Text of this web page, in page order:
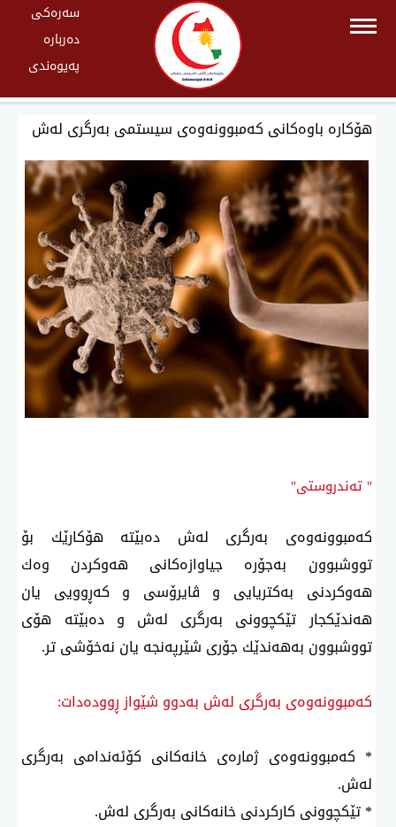
سەرەکی
دەربارە
پەیوەندی
هۆكارە باوەكانی كەمبوونەوەی سیستمی بەرگری لەش
" تەندروستی"
كەمبوونەوەی بەرگری لەش دەبێتە هۆكارێك بۆ
تووشبوون بەجۆرە جیاوازەكانی هەوكردن وەك
هەوكردنی بەكتریایی و ڤایرۆسی و كەڕوویی یان
هەندێكجار تێكچوونی بەرگری لەش و دەبێتە هۆی
تووشبوون بەهەندێك جۆری شێرپەنجە یان نەخۆشی تر.
كەمبوونەوەی بەرگری لەش بەدوو شێواز ڕوودەدات:
* كەمبوونەوەی ژمارەی خانەكانی كۆئەندامی بەرگری
لەش.
* تێكچوونی كاركردنی خانەكانی بەرگری لەش.